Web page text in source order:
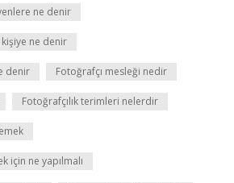
ne denir
ne denir
denir Fotoğrafçı mesleği nedir
Fotoğrafçılık terimleri nelerdir
için ne yapılmalı